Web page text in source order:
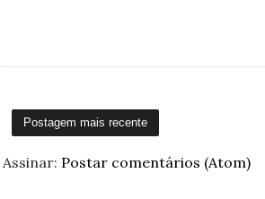
Postagem mais recente
Assinar: Postar comentários (Atom)